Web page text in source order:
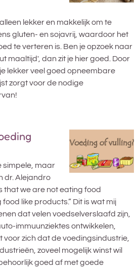
lekker en makkelijk om te
gluten- en sojavrij, waardoor het
te verteren is. Ben je opzoek naar
maaltijd', dan zit je hier goed. Door
lekker veel goed opneembare
zorgt voor de nodige
simpele, maar
dr. Alejandro
that we are not eating food
like products.” Dit is wat mij
dat velen voedselverslaafd zijn,
immuunziektes ontwikkelen,
voor zich dat de voedingsindustrie,
zoveel mogelijk winst wil
goed af met goede